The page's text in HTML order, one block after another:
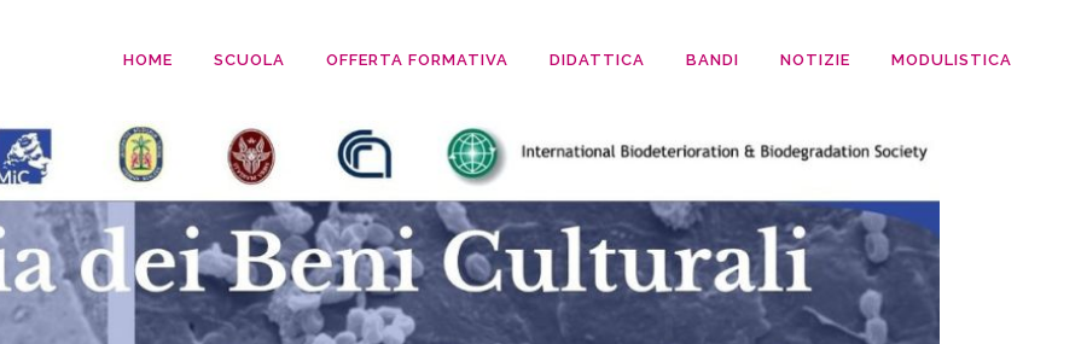
HOME SCUOLA OFFERTA FORMATIVA DIDATTICA BANDI NOTIZIE MODULISTICA